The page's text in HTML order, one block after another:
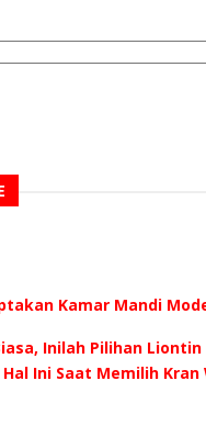
Kamar Mandi
Inilah Pilihan
Ini Saat Memilih